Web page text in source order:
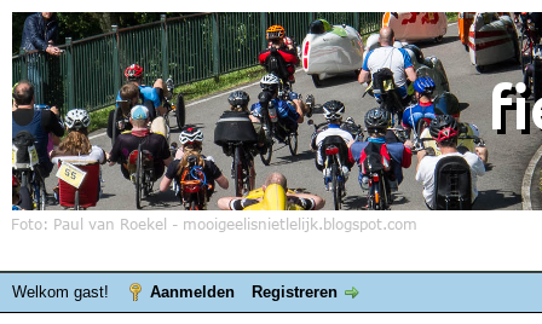
Welkom gast! Aanmelden Registreren